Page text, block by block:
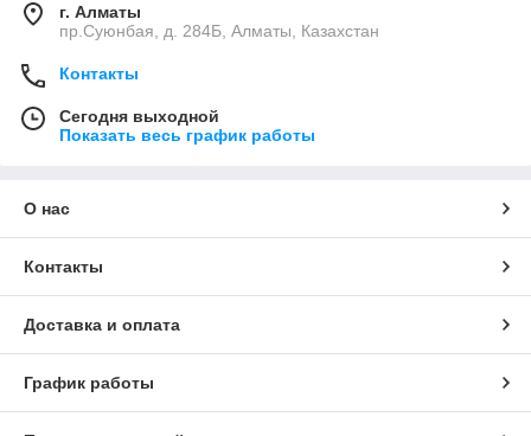
г. Алматы
пр.Суюнбая, д. 284Б, Алматы, Казахстан
Контакты
Сегодня выходной
Показать весь график работы
О нас
Контакты
Доставка и оплата
График работы